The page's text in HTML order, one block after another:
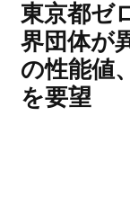
東京都ゼ
界団体が
の性能値
を要望